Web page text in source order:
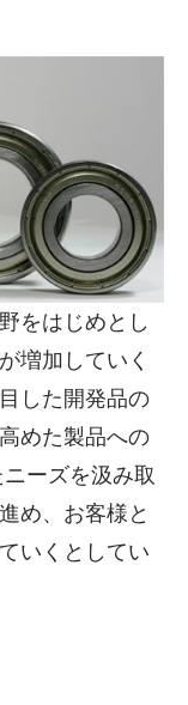
をはじめとし
増加していく
した開発品の
めた製品への
ーズを汲み取
め、お客様と
いくとしてい